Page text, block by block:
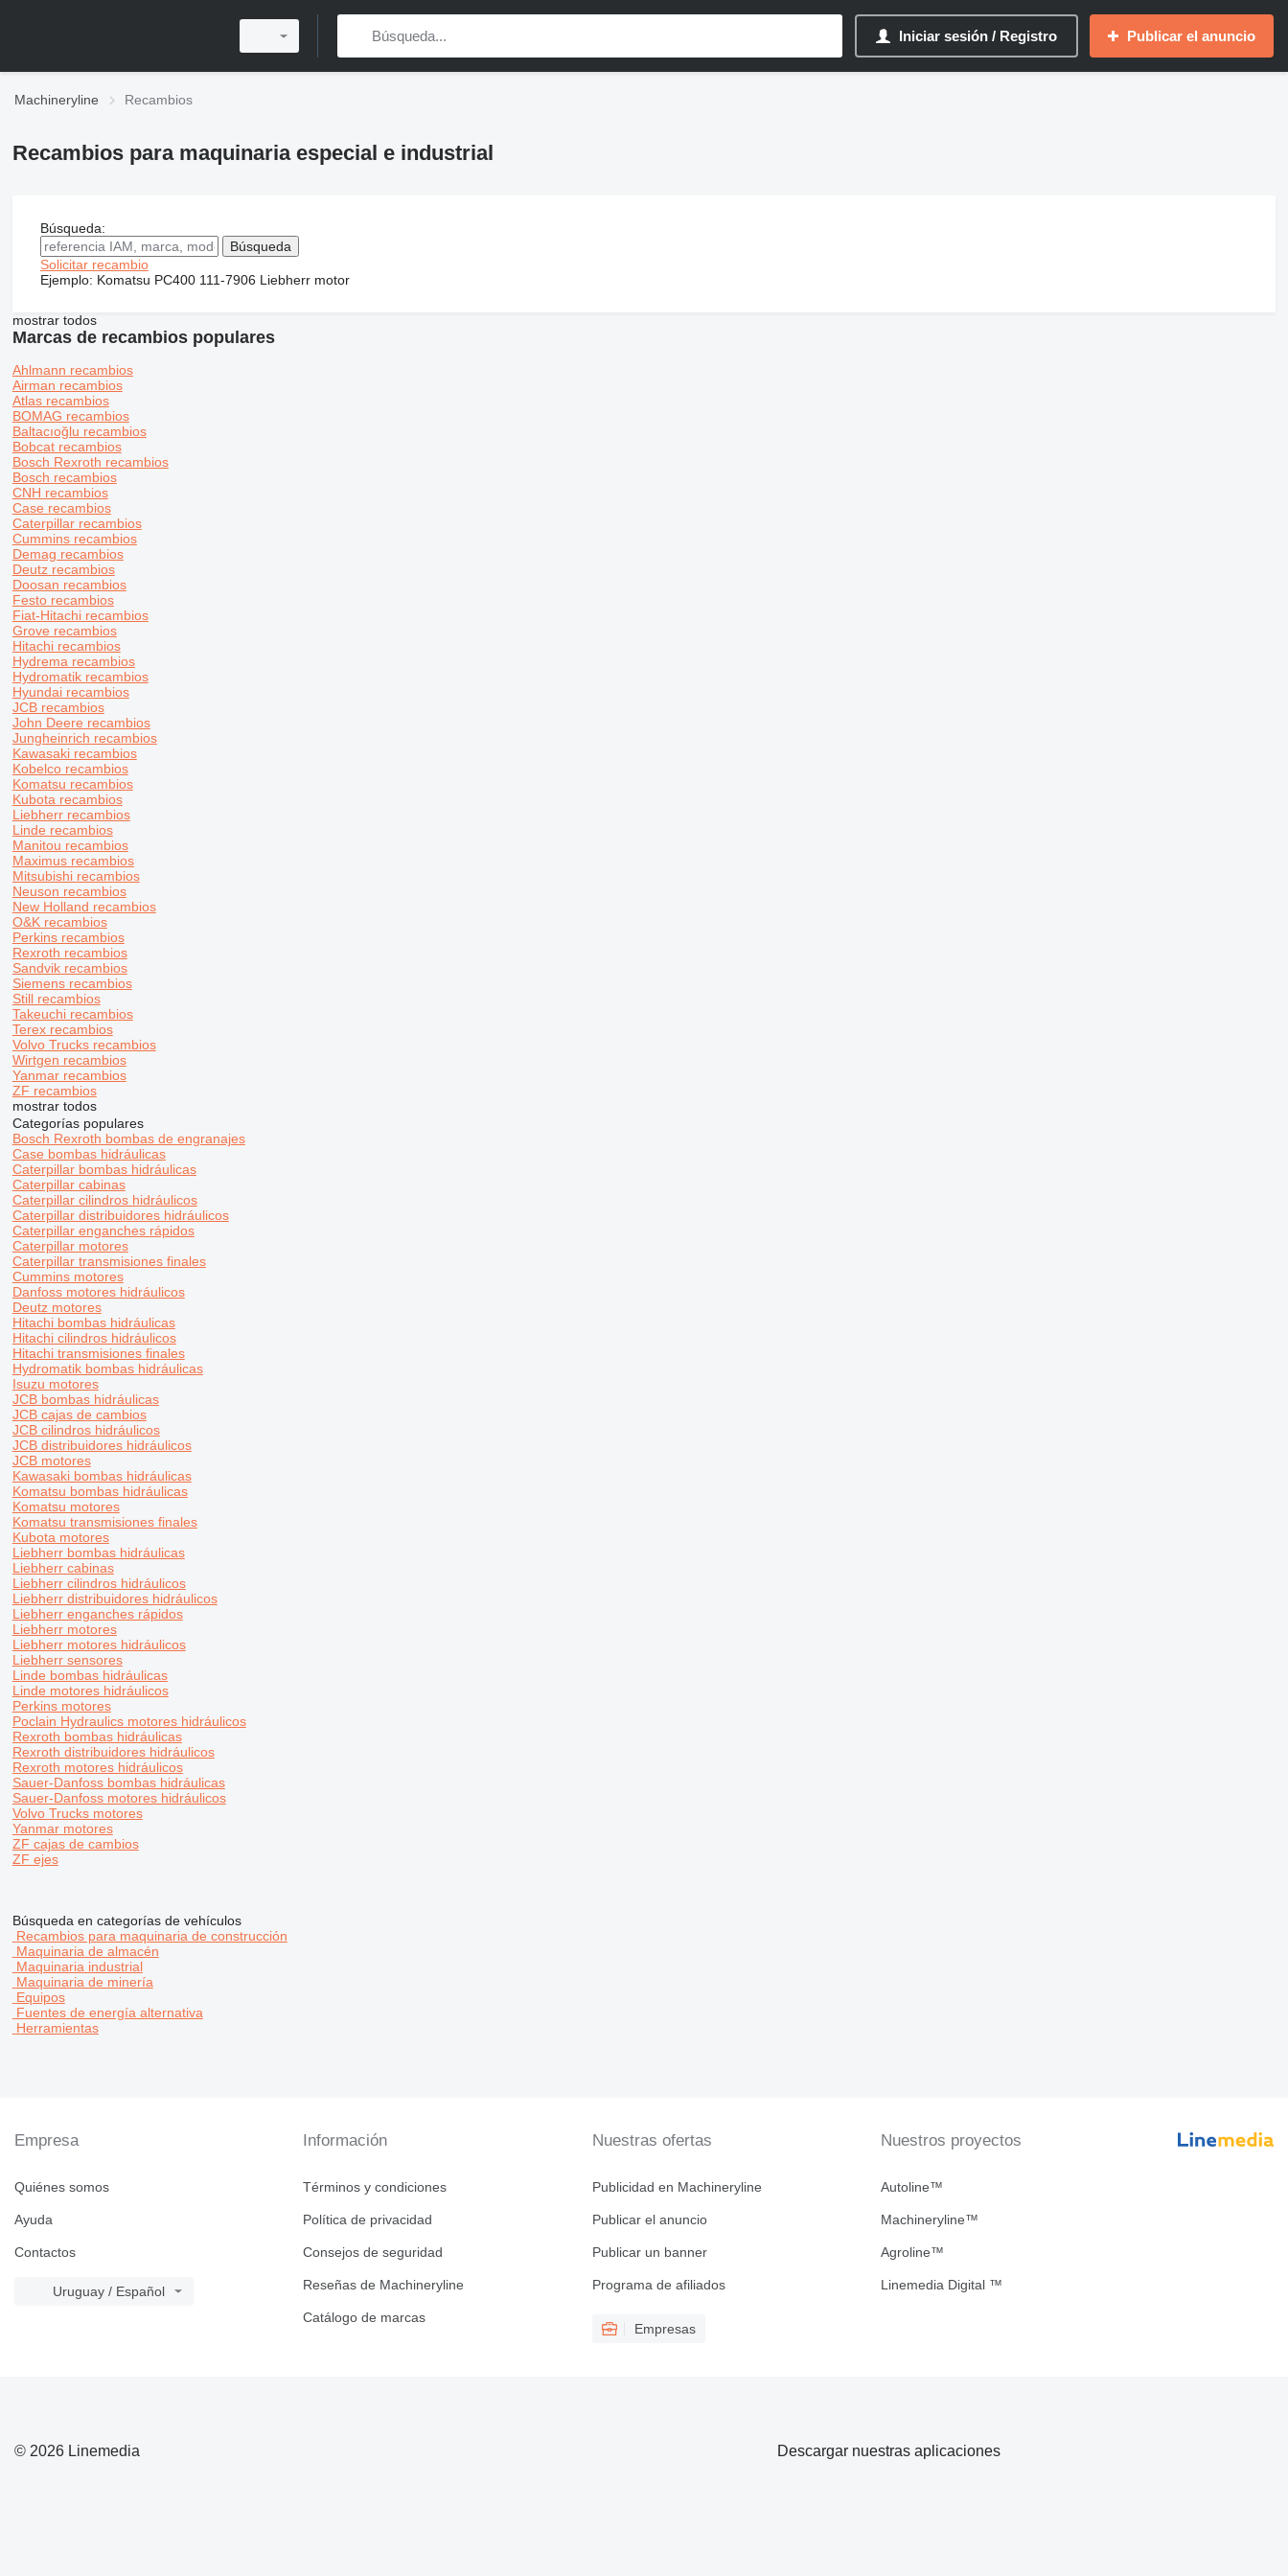
Iniciar sesión / Registro Publicar el anuncio
Machineryline Recambios
Recambios para maquinaria especial e industrial
Búsqueda:
Solicitar recambio
Ejemplo: Komatsu PC400 111-7906 Liebherr motor
mostrar todos
Marcas de recambios populares
Ahlmann recambios
Airman recambios
Atlas recambios
BOMAG recambios
Baltacıoğlu recambios
Bobcat recambios
Bosch Rexroth recambios
Bosch recambios
CNH recambios
Case recambios
Caterpillar recambios
Cummins recambios
Demag recambios
Deutz recambios
Doosan recambios
Festo recambios
Fiat-Hitachi recambios
Grove recambios
Hitachi recambios
Hydrema recambios
Hydromatik recambios
Hyundai recambios
JCB recambios
John Deere recambios
Jungheinrich recambios
Kawasaki recambios
Kobelco recambios
Komatsu recambios
Kubota recambios
Liebherr recambios
Linde recambios
Manitou recambios
Maximus recambios
Mitsubishi recambios
Neuson recambios
New Holland recambios
O&K recambios
Perkins recambios
Rexroth recambios
Sandvik recambios
Siemens recambios
Still recambios
Takeuchi recambios
Terex recambios
Volvo Trucks recambios
Wirtgen recambios
Yanmar recambios
ZF recambios
mostrar todos
Categorías populares
Bosch Rexroth bombas de engranajes
Case bombas hidráulicas
Caterpillar bombas hidráulicas
Caterpillar cabinas
Caterpillar cilindros hidráulicos
Caterpillar distribuidores hidráulicos
Caterpillar enganches rápidos
Caterpillar motores
Caterpillar transmisiones finales
Cummins motores
Danfoss motores hidráulicos
Deutz motores
Hitachi bombas hidráulicas
Hitachi cilindros hidráulicos
Hitachi transmisiones finales
Hydromatik bombas hidráulicas
Isuzu motores
JCB bombas hidráulicas
JCB cajas de cambios
JCB cilindros hidráulicos
JCB distribuidores hidráulicos
JCB motores
Kawasaki bombas hidráulicas
Komatsu bombas hidráulicas
Komatsu motores
Komatsu transmisiones finales
Kubota motores
Liebherr bombas hidráulicas
Liebherr cabinas
Liebherr cilindros hidráulicos
Liebherr distribuidores hidráulicos
Liebherr enganches rápidos
Liebherr motores
Liebherr motores hidráulicos
Liebherr sensores
Linde bombas hidráulicas
Linde motores hidráulicos
Perkins motores
Poclain Hydraulics motores hidráulicos
Rexroth bombas hidráulicas
Rexroth distribuidores hidráulicos
Rexroth motores hidráulicos
Sauer-Danfoss bombas hidráulicas
Sauer-Danfoss motores hidráulicos
Volvo Trucks motores
Yanmar motores
ZF cajas de cambios
ZF ejes
Búsqueda en categorías de vehículos
Recambios para maquinaria de construcción
Maquinaria de almacén
Maquinaria industrial
Maquinaria de minería
Equipos
Fuentes de energía alternativa
Herramientas
Empresa
Quiénes somos
Ayuda
Contactos
Uruguay / Español
Información
Términos y condiciones
Política de privacidad
Consejos de seguridad
Reseñas de Machineryline
Catálogo de marcas
Nuestras ofertas
Publicidad en Machineryline
Publicar el anuncio
Publicar un banner
Programa de afiliados
Empresas
Nuestros proyectos
Autoline™
Machineryline™
Agroline™
Linemedia Digital ™
© 2026 Linemedia Descargar nuestras aplicaciones